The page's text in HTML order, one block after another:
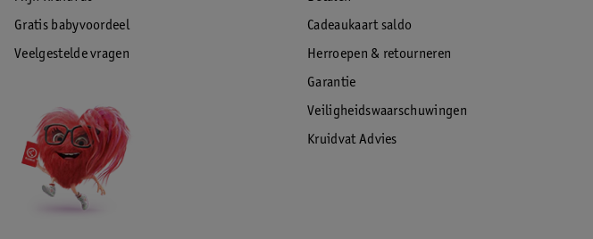
Gratis babyvoordeel
Veelgestelde vragen
Cadeaukaart saldo
Herroepen & retourneren
Garantie
Veiligheidswaarschuwingen
Kruidvat Advies